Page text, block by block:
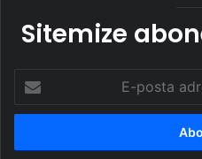
Sitemize
posta
adresinizi